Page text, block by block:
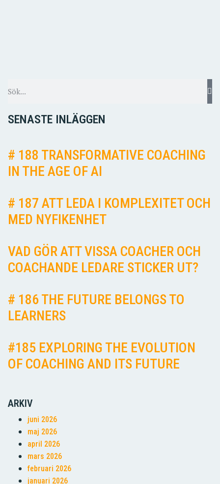
SENASTE INLÄGGEN
# 188 TRANSFORMATIVE COACHING
IN THE AGE OF AI
# 187 ATT LEDA I KOMPLEXITET OCH
MED NYFIKENHET
VAD GÖR ATT VISSA COACHER OCH
COACHANDE LEDARE STICKER UT?
# 186 THE FUTURE BELONGS TO
LEARNERS
#185 EXPLORING THE EVOLUTION
OF COACHING AND ITS FUTURE
ARKIV
juni 2026
maj 2026
april 2026
mars 2026
februari 2026
januari 2026